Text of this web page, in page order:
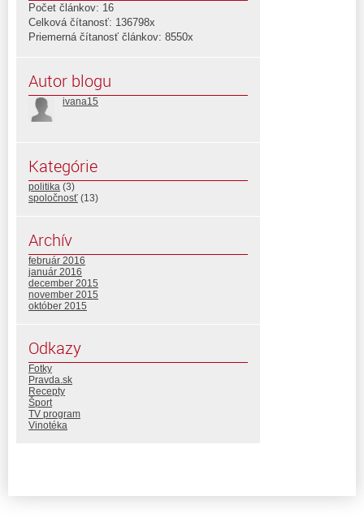
Počet článkov: 16
Celková čítanosť: 136798x
Priemerná čítanosť článkov: 8550x
Autor blogu
ivana15
Kategórie
politika (3)
spoločnosť (13)
Archív
február 2016
január 2016
december 2015
november 2015
október 2015
Odkazy
Fotky
Pravda.sk
Recepty
Šport
TV program
Vinotéka